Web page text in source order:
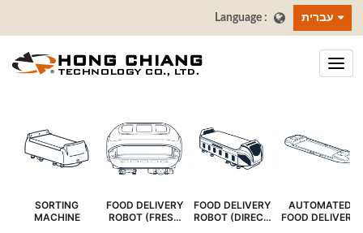
עברית
SORTING
MACHINE
FOOD DELIVERY
ROBOT (FRESH
FOOD DELIVERY
ROBOT (DIRECT
AUTOMATED
FOOD DELIVERY